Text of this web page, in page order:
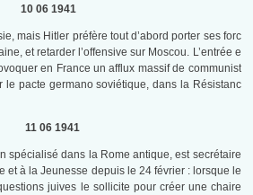
10 06 1941
mais Hitler préfère tout d’abord porter ses forc
et retarder l’offensive sur Moscou. L’entrée e
en France un afflux massif de communist
le pacte germano soviétique, dans la Résistanc
11 06 1941
spécialisé dans la Rome antique, est secrétaire
et à la Jeunesse depuis le 24 février : lorsque le
juives le sollicite pour créer une chaire